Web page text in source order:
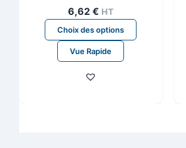
6,62 € HT
Choix des options
Ce
produit
Vue Rapide